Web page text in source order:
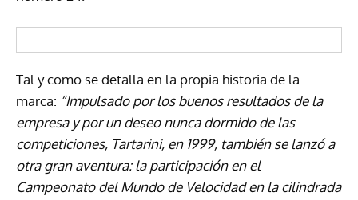
Tal y como se detalla en la propia historia de la
marca: “Impulsado por los buenos resultados de la
empresa y por un deseo nunca dormido de las
competiciones, Tartarini, en 1999, también se lanzó a
otra gran aventura: la participación en el
Campeonato del Mundo de Velocidad en la cilindrada